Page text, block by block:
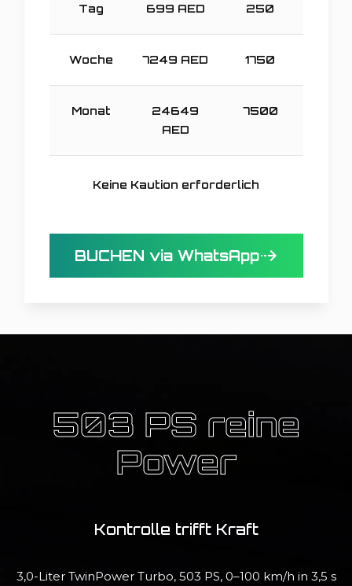
Tag 699 AED 250
Woche 7249 AED 1750
Monat
24649
AED
7500
Keine Kaution erforderlich
BUCHEN via WhatsApp
503 PS reine
Power
Kontrolle trifft Kraft
3,0-Liter TwinPower Turbo, 503 PS, 0–100 km/h in 3,5 s